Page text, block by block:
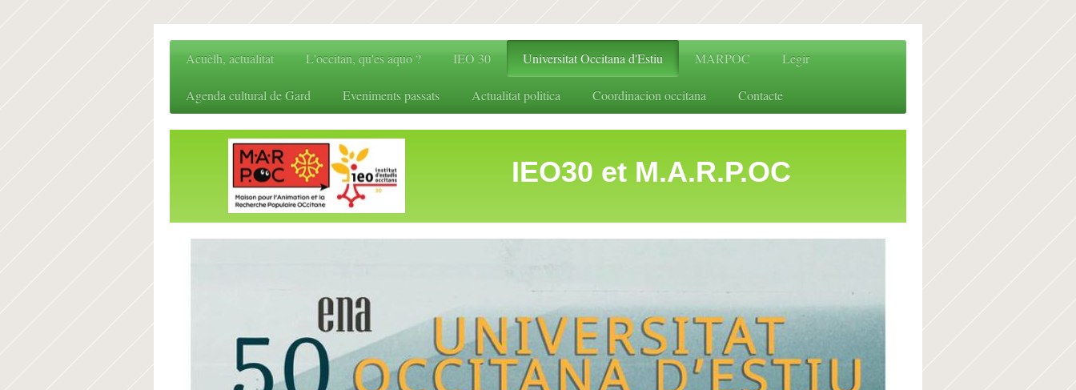
Acuèlh, actualitat L'occitan, qu'es aquo ? IEO 30 Universitat Occitana d'Estiu MARPOC Legir
Agenda cultural de Gard Eveniments passats Actualitat politica Coordinacion occitana Contacte
IEO30 et M.A.R.P.OC